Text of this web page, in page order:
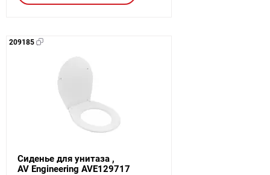
209185
Сиденье для унитаза ,
AV Engineering AVE129717